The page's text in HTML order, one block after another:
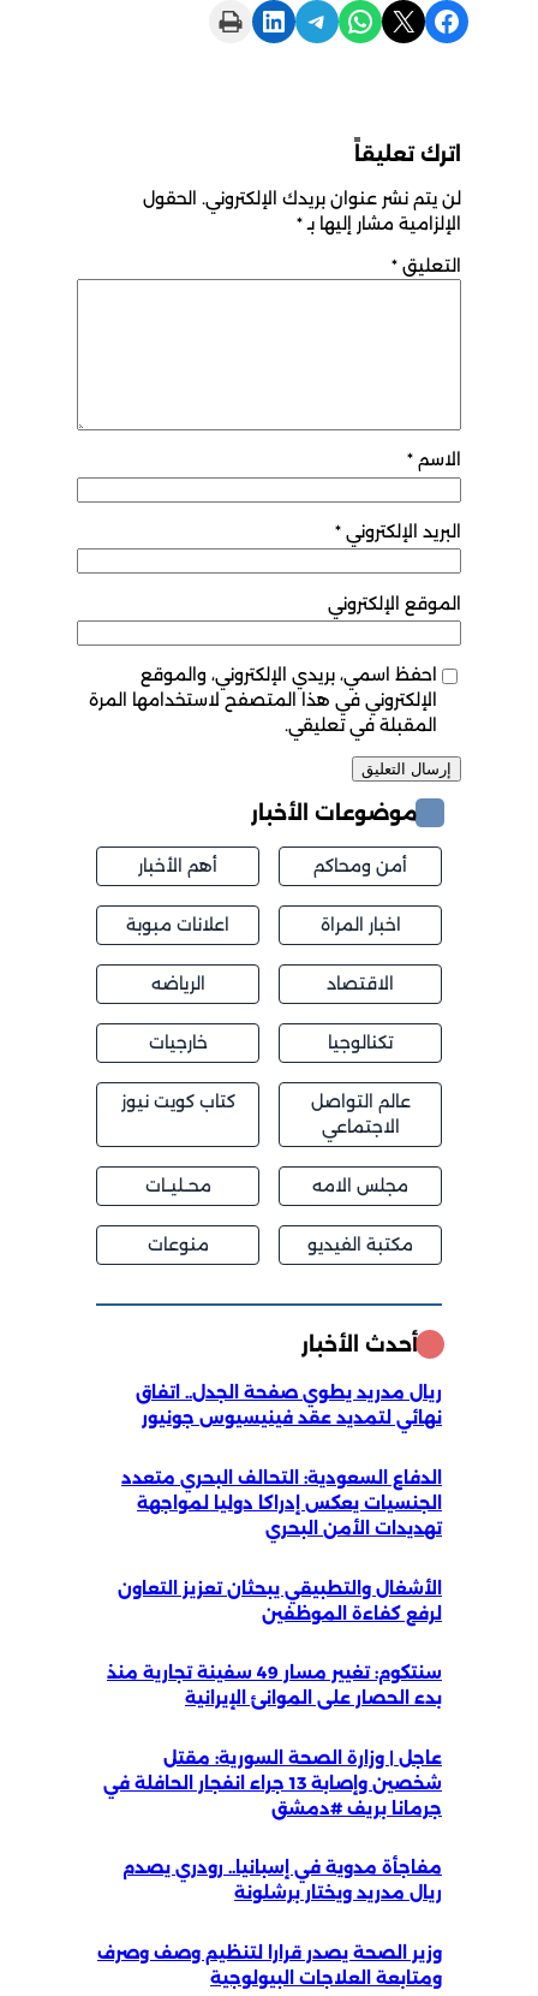
Share on Facebook
Share on X
Share on WhatsApp
Share on Telegram
Share on LinkedIn
Print this Page
اترك تعليقاً
لن يتم نشر عنوان بريدك الإلكتروني. الحقول
الإلزامية مشار إليها بـ*
التعليق *
الاسم *
البريد الإلكتروني *
الموقع الإلكتروني
احفظ اسمي، بريدي الإلكتروني، والموقع
الإلكتروني في هذا المتصفح لاستخدامها المرة
المقبلة في تعليقي.
موضوعات الأخبار
أمن ومحاكم أهم الأخبار
اخبار المراة اعلانات مبوبة
الاقتصاد الرياضه
تكنالوجيا خارجيات
عالم التواصل
الاجتماعي
كتاب كويت نيوز
مجلس الامه محــليــات
مكتبة الفيديو منوعات
أحدث الأخبار
ريال مدريد يطوي صفحة الجدل.. اتفاق
نهائي لتمديد عقد فينيسيوس جونيور
الدفاع السعودية: التحالف البحري متعدد
الجنسيات يعكس إدراكا دوليا لمواجهة
تهديدات الأمن البحري
الأشغال والتطبيقي يبحثان تعزيز التعاون
لرفع كفاءة الموظفين
سنتكوم: تغيير مسار 49 سفينة تجارية منذ
بدء الحصار على الموانئ الإيرانية
عاجل | وزارة الصحة السورية: مقتل
شخصين وإصابة 13 جراء انفجار الحافلة في
جرمانا بريف #دمشق
مفاجأة مدوية في إسبانيا.. رودري يصدم
ريال مدريد ويختار برشلونة
وزير الصحة يصدر قرارا لتنظيم وصف وصرف
ومتابعة العلاجات البيولوجية